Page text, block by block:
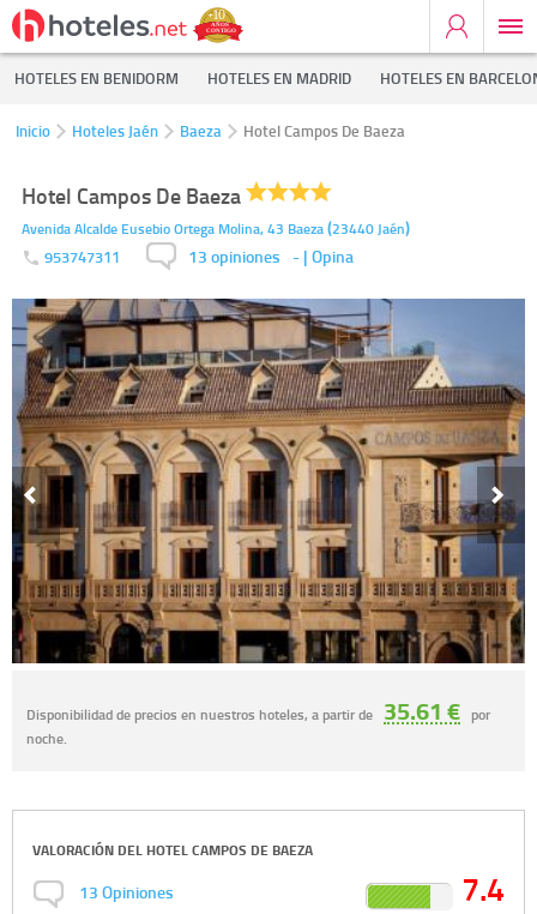
HOTELES EN BENIDORM HOTELES EN MADRID HOTELES EN
Inicio Hoteles Jaén Baeza Hotel Campos De Baeza
Hotel Campos De Baeza
Avenida Alcalde Eusebio Ortega Molina, 43 Baeza(23440 Jaén)
953747311 13 opiniones - | Opina
Disponibilidad de precios en nuestros hoteles, a partir de 35.61 € por
noche.
VALORACIÓN DEL HOTEL CAMPOS DE BAEZA
13Opiniones 7.4